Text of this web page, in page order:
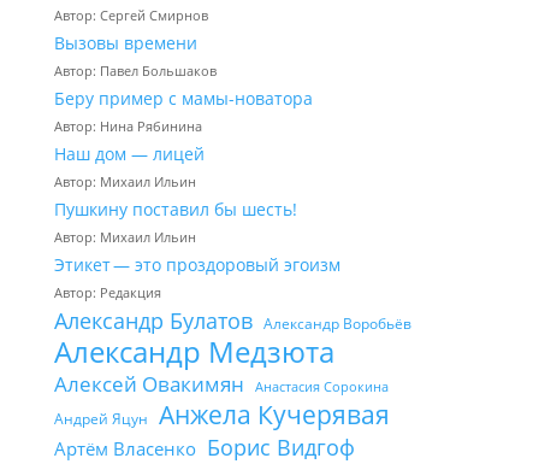
Автор: Сергей Смирнов
Вызовы времени
Автор: Павел Большаков
Беру пример с мамы-новатора
Автор: Нина Рябинина
Наш дом — лицей
Автор: Михаил Ильин
Пушкину поставил бы шесть!
Автор: Михаил Ильин
Этикет — это проздоровый эгоизм
Автор: Редакция
Александр Булатов Александр Воробьёв
Александр Медзюта
Алексей Овакимян Анастасия Сорокина
Андрей Яцун Анжела Кучерявая
Артём Власенко Борис Видгоф